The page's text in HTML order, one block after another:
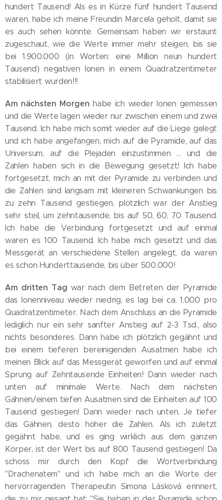
hundert Tausend! Als es in Kürze fünf hundert Tausend
waren, habe ich meine Freundin Marcela geholt, damit sie
es auch sehen könnte. Gemeinsam haben wir erstaunt
zugeschaut, wie die Werte immer mehr steigen, bis sie
bei 1.900.000 (in Worten: eine Million neun hundert
Tausend) negativen Ionen in einem Quadratzentimeter
stabilisiert wurden!!!
Am nächsten Morgen habe ich wieder Ionen gemessen
und die Werte lagen wieder nur zwischen einem und zwei
Tausend. Ich habe mich somit wieder auf die Liege gelegt
und ich habe angefangen, mich auf die Pyramide, auf das
Universum, auf die Plejaden einzustimmen ... und die
Zahlen haben sich in die Bewegung gesetzt! Ich habe
fortgesetzt, mich an mit der Pyramide zu verbinden und
die Zahlen sind langsam mit kleineren Schwankungen bis
zu zehn Tausend gestiegen, plötzlich war der Anstieg
sehr steil, um zehntausende, bis auf 50, 60, 70 Tausend.
Ich habe die Verbindung fortgesetzt und auf einmal
waren es 100 Tausend. Ich habe mich gesetzt und das
Messgerät an verschiedene Stellen angelegt, da waren
es schon Hunderttausende, bis über 500.000!
Am dritten Tag war nach dem Betreten der Pyramide
das Ionenniveau wieder niedrig, es lag bei ca. 1.000 pro
Quadratzentimeter. Nach dem Anschluss an die Pyramide
lediglich nur ein sehr sanfter Anstieg auf 2-3 Tsd., also
nichts besonderes. Dann habe ich plötzlich gegähnt und
bei einem tieferen bereinigenden Ausatmen habe ich
meinen Blick auf das Messgerät geworfen und auf einmal
Sprung auf Zehntausende Einheiten! Dann wieder nach
unten auf minimale Werte. Nach dem nächsten
Gähnen/einem tiefen Ausatmen sind die Einheiten auf 100
Tausend gestiegen! Dann wieder nach unten. Je tiefer
das Gähnen, desto höher die Zahlen. Als ich zuletzt
gegähnt habe, und es ging wirklich aus dem ganzen
Körper, ist der Wert bis auf 800 Tausend gestiegen! Da
schoss mir durch den Kopf die Wortverbindung
"Drachenatem" und ich habe mich an die Worte der
hervorragenden Therapeutin Simona Lásková erinnert,